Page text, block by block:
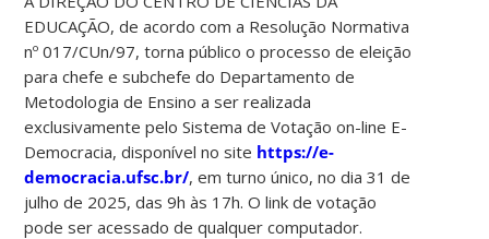
EDUCAÇÃO, de acordo com a Resolução Normativa
nº 017/CUn/97, torna público o processo de eleição
para chefe e subchefe do Departamento de
Metodologia de Ensino a ser realizada
exclusivamente pelo Sistema de Votação on-line E-
Democracia, disponível no site https://e-
democracia.ufsc.br/, em turno único, no dia 31 de
julho de 2025, das 9h às 17h. O link de votação
pode ser acessado de qualquer computador.